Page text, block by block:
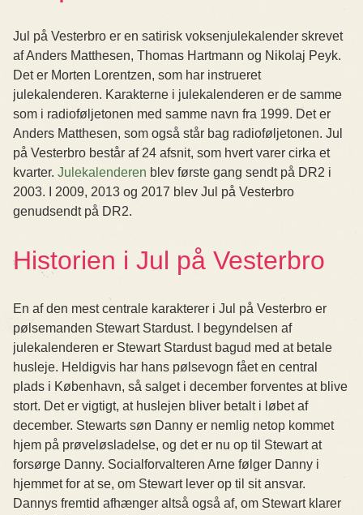
Jul på Vesterbro er en satirisk voksenjulekalender skrevet
af Anders Matthesen, Thomas Hartmann og Nikolaj Peyk.
Det er Morten Lorentzen, som har instrueret
julekalenderen. Karakterne i julekalenderen er de samme
som i radioføljetonen med samme navn fra 1999. Det er
Anders Matthesen, som også står bag radioføljetonen. Jul
på Vesterbro består af 24 afsnit, som hvert varer cirka et
kvarter. Julekalenderen blev første gang sendt på DR2 i
2003. I 2009, 2013 og 2017 blev Jul på Vesterbro
genudsendt på DR2.
Historien i Jul på Vesterbro
En af den mest centrale karakterer i Jul på Vesterbro er
pølsemanden Stewart Stardust. I begyndelsen af
julekalenderen er Stewart Stardust bagud med at betale
husleje. Heldigvis har hans pølsevogn fået en central
plads i København, så salget i december forventes at blive
stort. Det er vigtigt, at huslejen bliver betalt i løbet af
december. Stewarts søn Danny er nemlig netop kommet
hjem på prøveløsladelse, og det er nu op til Stewart at
forsørge Danny. Socialforvalteren Arne følger Danny i
hjemmet for at se, om Stewart lever op til sit ansvar.
Dannys fremtid afhænger altså også af, om Stewart klarer